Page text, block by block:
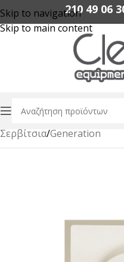
Skip to navigation
Skip to main content
210 49 06
Αρχική σελίδα/Εξοπλισμός
Σερβίτσια/Generation